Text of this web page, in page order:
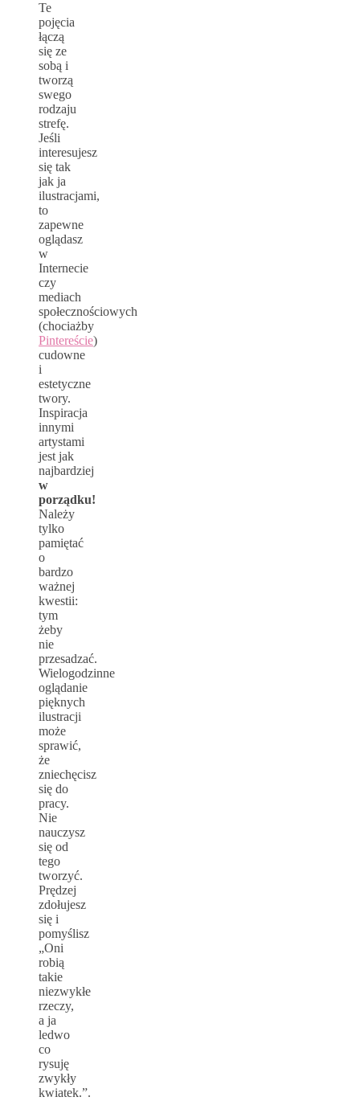
Te
pojęcia
łączą
się ze
sobą i
tworzą
swego
rodzaju
strefę.
Jeśli
interesujesz
się tak
jak ja
ilustracjami,
to
zapewne
oglądasz
w
Internecie
czy
mediach
społecznościowych
(chociażby
Pintereście)
cudowne
i
estetyczne
twory.
Inspiracja
innymi
artystami
jest jak
najbardziej
w
porządku!
Należy
tylko
pamiętać
o
bardzo
ważnej
kwestii:
tym
żeby
nie
przesadzać.
Wielogodzinne
oglądanie
pięknych
ilustracji
może
sprawić,
że
zniechęcisz
się do
pracy.
Nie
nauczysz
się od
tego
tworzyć.
Prędzej
zdołujesz
się i
pomyślisz
„Oni
robią
takie
niezwykłe
rzeczy,
a ja
ledwo
co
rysuję
zwykły
kwiatek.”.